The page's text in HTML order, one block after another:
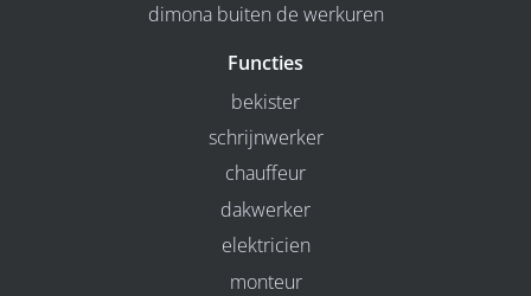
dimona buiten de werkuren
Functies
bekister
schrijnwerker
chauffeur
dakwerker
elektricien
monteur